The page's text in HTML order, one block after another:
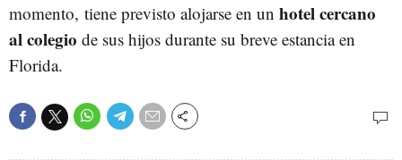
momento, tiene previsto alojarse en un hotel cercano
al colegio de sus hijos durante su breve estancia en
Florida.